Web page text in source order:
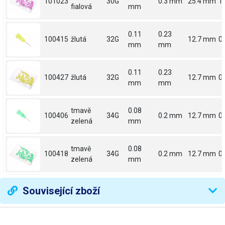
fialová
mm
100415 žlutá 32G
0.11
mm
0.23
mm
12.7 mm
100427 žlutá 32G
0.11
mm
0.23
mm
12.7 mm
100406
tmavě
zelená
34G
0.08
mm
0.2 mm 12.7 mm
100418
tmavě
zelená
34G
0.08
mm
0.2 mm 12.7 mm
Související zboží